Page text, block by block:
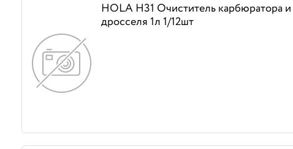
HOLA H31 Очиститель карбюратора и
дросселя 1л 1/12шт